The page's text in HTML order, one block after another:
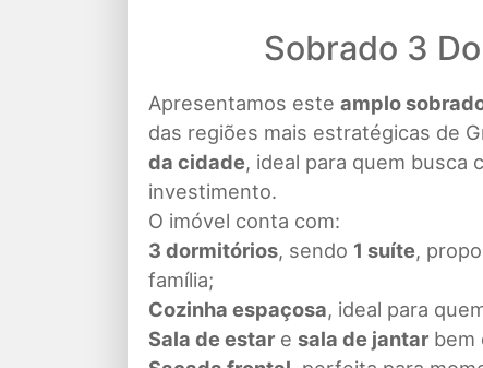
Sobrado 3
Apresentamos este amplo
das regiões mais estratégicas de
da cidade, ideal para quem
investimento.
O imóvel conta com:
3 dormitórios, sendo 1 suíte,
família;
Cozinha espaçosa, ideal para
Sala de estar e sala de jantar bem